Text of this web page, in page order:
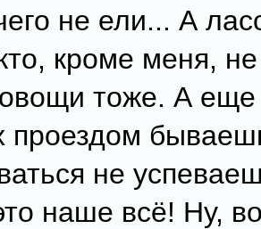
не ели... А
кроме меня,
тоже. А еще
проездом
не
наше всё! Ну,